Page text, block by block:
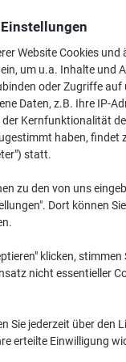
Website Cookies
um u.a. Inhalte und
oder Zugriffe auf
Daten, z.B. Ihre IP-
Kernfunktionalität
haben,
statt.
zu den von uns
Dort können
klicken,
nicht essentieller
Sie jederzeit über den
erteilte Einwilligung